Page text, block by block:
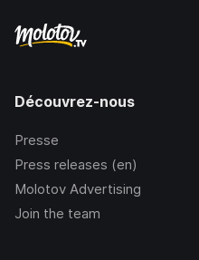
Découvrez-nous
Presse
Press releases (en)
Molotov Advertising
Join the team